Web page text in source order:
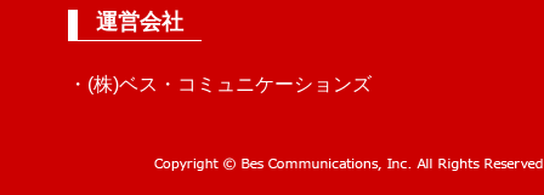
運営会社
・(株)ベス・コミュニケーションズ